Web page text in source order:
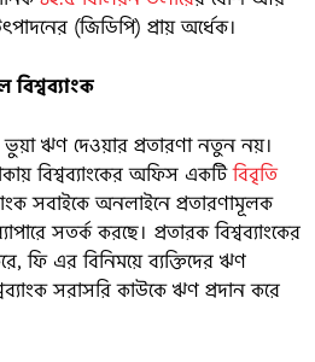
(জিডিপি) প্রায় অর্ধেক।
ভুয়া ঋণ দেওয়ার প্রতারণা নতুন নয়।
বিশ্বব্যাংকের অফিস একটিবিবৃতি
সবাইকে অনলাইনে প্রতারণামূলক
সতর্ক করছে। প্রতারক বিশ্বব্যাংকের
ফি এর বিনিময়ে ব্যক্তিদের ঋণ
সরাসরি কাউকে ঋণ প্রদান করে